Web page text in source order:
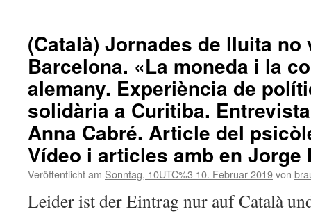
(Català) Jornades de lluita
Barcelona. «La moneda i la
alemany. Experiència de
solidària a Curitiba.
Anna Cabré. Article del
Vídeo i articles amb en Jorge
Veröffentlicht am Sonntag, 10UTC%3 10. Februar 2019von
Leider ist der Eintrag nur auf Català